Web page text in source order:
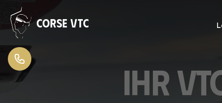
Zum Inhalt springen
Corse VTC
Ihr